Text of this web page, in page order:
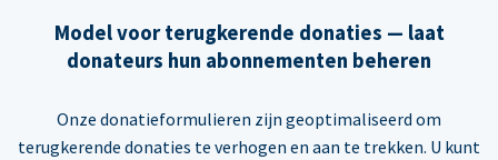
Model voor terugkerende donaties — laat
donateurs hun abonnementen beheren
Onze donatieformulieren zijn geoptimaliseerd om
terugkerende donaties te verhogen en aan te trekken. U kunt